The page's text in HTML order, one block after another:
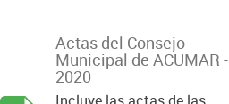
Actas del Consejo
Municipal de ACUMAR -
2020